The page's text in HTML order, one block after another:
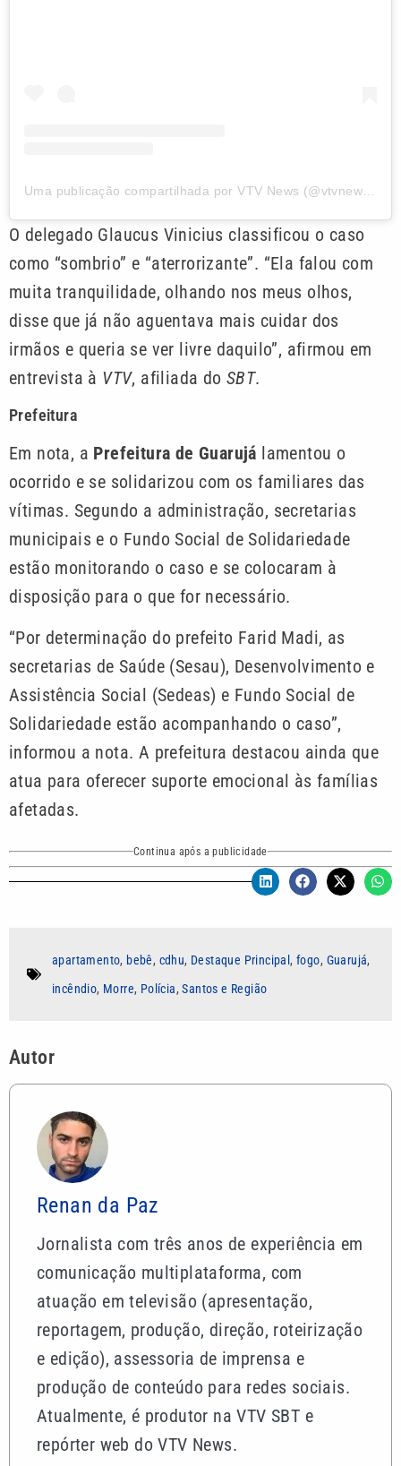
Uma publicação compartilhada por VTV News (@vtvnewsoficial)
O delegado Glaucus Vinicius classificou o caso
como “sombrio” e “aterrorizante”. “Ela falou com
muita tranquilidade, olhando nos meus olhos,
disse que já não aguentava mais cuidar dos
irmãos e queria se ver livre daquilo”, afirmou em
entrevista à VTV, afiliada doSBT.
Prefeitura
Em nota, a Prefeitura de Guarujá lamentou o
ocorrido e se solidarizou com os familiares das
vítimas. Segundo a administração, secretarias
municipais e o Fundo Social de Solidariedade
estão monitorando o caso e se colocaram à
disposição para o que for necessário.
“Por determinação do prefeito Farid Madi, as
secretarias de Saúde (Sesau), Desenvolvimento e
Assistência Social (Sedeas) e Fundo Social de
Solidariedade estão acompanhando o caso”,
informou a nota. A prefeitura destacou ainda que
atua para oferecer suporte emocional às famílias
afetadas.
Continua após a publicidade
apartamento, bebê, cdhu, Destaque Principal,fogo, Guarujá,
incêndio, Morre, Polícia,Santos e Região
Autor
Renan da Paz
Jornalista com três anos de experiência em
comunicação multiplataforma, com
atuação em televisão (apresentação,
reportagem, produção, direção, roteirização
e edição), assessoria de imprensa e
produção de conteúdo para redes sociais.
Atualmente, é produtor na VTV SBT e
repórter web do VTV News.